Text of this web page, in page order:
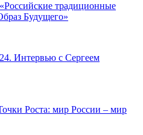
традиционные
Будущего»
Интервью с Сергеем
Роста: мир России – мир